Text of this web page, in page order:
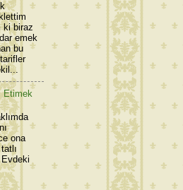
ki biraz
emek
bu
Etimek
ona